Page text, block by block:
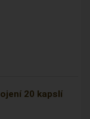
20 kapslí